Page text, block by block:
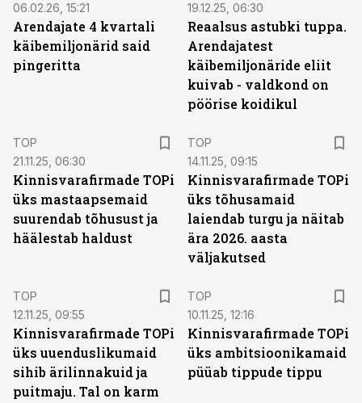
06.02.26, 15:21
Arendajate 4 kvartali
käibemiljonärid said
pingeritta
19.12.25, 06:30
Reaalsus astubki tuppa.
Arendajatest
käibemiljonäride eliit
kuivab - valdkond on
pöörise koidikul
TOP
21.11.25, 06:30
Kinnisvarafirmade TOPi
üks mastaapsemaid
suurendab tõhusust ja
häälestab haldust
TOP
14.11.25, 09:15
Kinnisvarafirmade TOPi
üks tõhusamaid
laiendab turgu ja näitab
ära 2026. aasta
väljakutsed
TOP
12.11.25, 09:55
Kinnisvarafirmade TOPi
üks uuenduslikumaid
sihib ärilinnakuid ja
puitmaju. Tal on karm
TOP
10.11.25, 12:16
Kinnisvarafirmade TOPi
üks ambitsioonikamaid
püüab tippude tippu